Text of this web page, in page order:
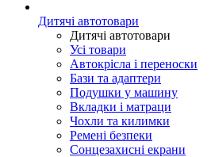
Дитячі автотовари
Дитячі автотовари
Усі товари
Автокрісла і переноски
Бази та адаптери
Подушки у машину
Вкладки і матраци
Чохли та килимки
Ремені безпеки
Сонцезахисні екрани